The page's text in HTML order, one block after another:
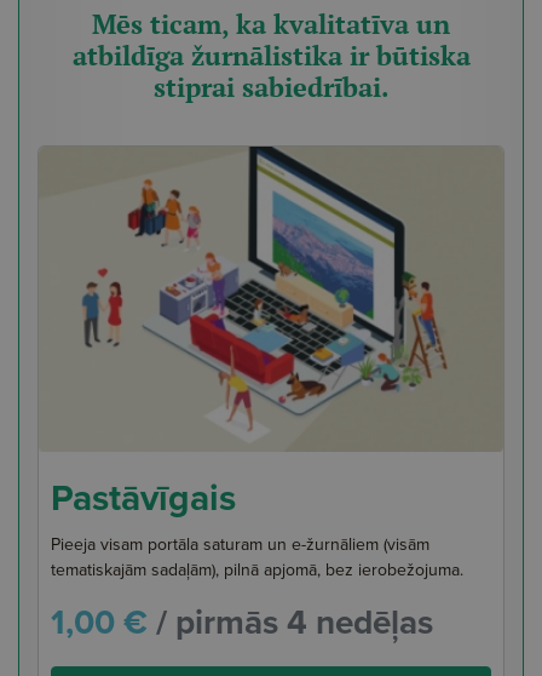
Mēs ticam, ka kvalitatīva un
atbildīga žurnālistika ir būtiska
stiprai sabiedrībai.
Pastāvīgais
Pieeja visam portāla saturam un e-žurnāliem (visām
tematiskajām sadaļām), pilnā apjomā, bez ierobežojuma.
1,00 €/ pirmās 4 nedēļas